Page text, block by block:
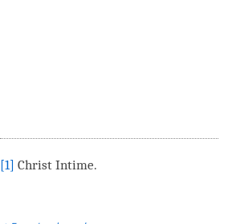
[1] Christ Intime.